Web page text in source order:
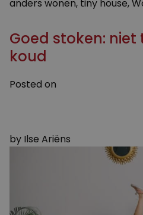
anders wonen, tiny house,
Goed stoken:
koud
Posted on
by Ilse Ariëns